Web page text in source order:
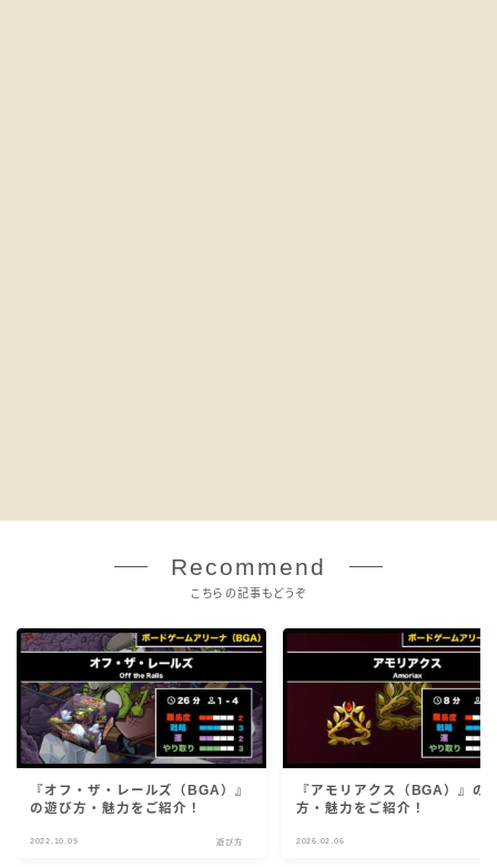
Recommend
こちらの記事もどうぞ
『オフ・ザ・レールズ（BGA）』
の遊び方・魅力をご紹介！
2022.10.09 遊び方
『アモリアクス（BGA）』の
方・魅力をご紹介！
2026.02.06